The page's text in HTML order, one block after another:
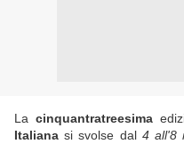
Lacinquantratreesima
Italiana si svolse dal 4 all'8